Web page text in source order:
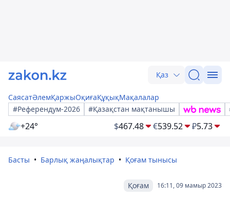
Қаз
СаясатӘлемҚаржыОқиғаҚұқықМақалалар
#Референдум-2026
#Қазақстан мақтанышы
+24° $467.48 €539.52 ₽5.73
Басты Барлық жаңалықтар Қоғам тынысы
16:11, 09 мамыр 2023
Қоғам